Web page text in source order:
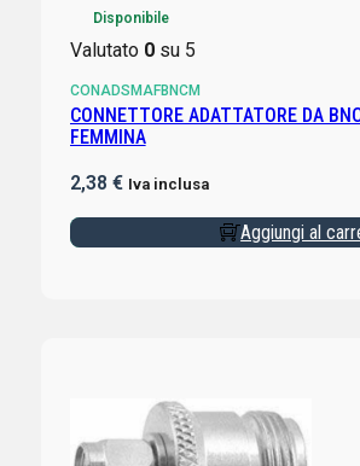
Disponibile
Valutato 0su 5
CONADSMAFBNCM
CONNETTORE ADATTATORE DA
FEMMINA
2,38 € Iva inclusa
Aggiungi al